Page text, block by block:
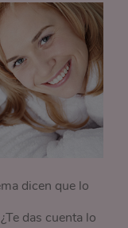
dicen que lo
das cuenta lo